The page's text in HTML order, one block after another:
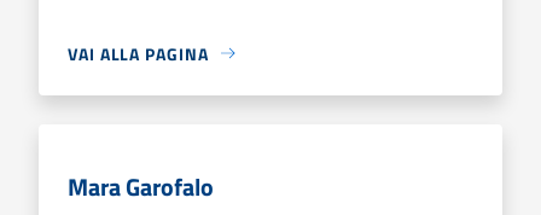
VAI ALLA PAGINA
Mara Garofalo